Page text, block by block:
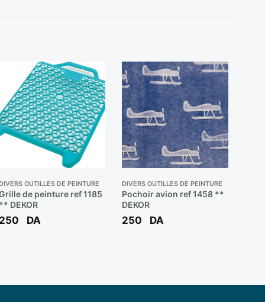
OUTILLES DE PEINTURE
de peinture ref 1185
DEKOR
DA
DIVERS OUTILLES DE PEINTURE
Pochoir avion ref 1458 **
DEKOR
250 DA